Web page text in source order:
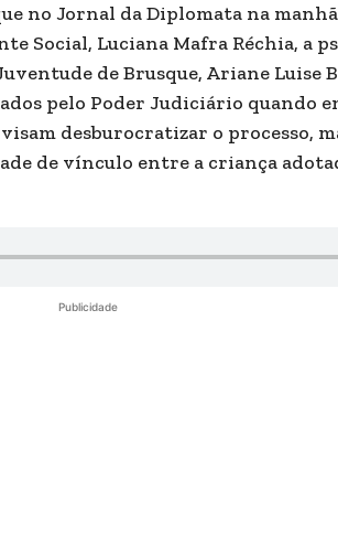
no Jornal da Diplomata na
Social, Luciana Mafra Réchia, a
de Brusque, Ariane Luise
pelo Poder Judiciário quando
desburocratizar o processo,
de vínculo entre a criança
Publicidade